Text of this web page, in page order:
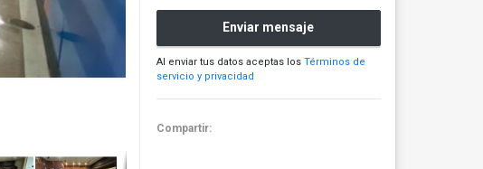
Enviar mensaje
Al enviar tus datos aceptas los Términos de
servicio y privacidad
Compartir: